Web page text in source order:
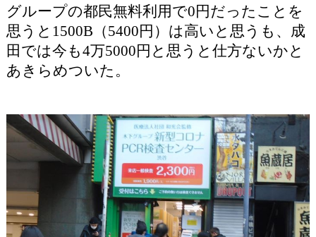
グループの都民無料利用で0円だったことを
思うと1500B（5400円）は高いと思うも、成
田では今も4万5000円と思うと仕方ないかと
あきらめついた。